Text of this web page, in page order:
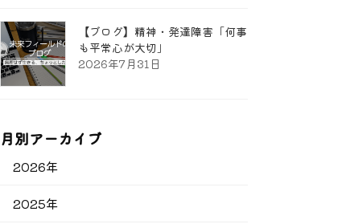
【ブログ】精神・発達障害「何事
も平常心が大切」
2026年7月31日
月別アーカイブ
2026年
2025年